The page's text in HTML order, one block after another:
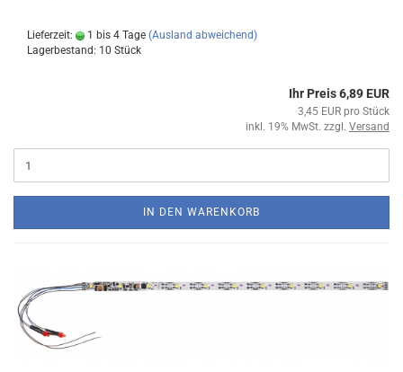
Lieferzeit: 1 bis 4 Tage (Ausland abweichend)
Lagerbestand: 10 Stück
Ihr Preis 6,89 EUR
3,45 EUR pro Stück
inkl. 19% MwSt. zzgl. Versand
IN DEN WARENKORB